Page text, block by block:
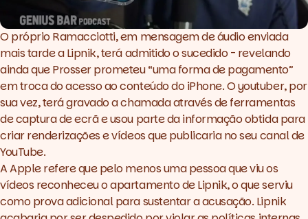
O próprio Ramacciotti, em mensagem de áudio enviada
mais tarde a Lipnik, terá admitido o sucedido - revelando
ainda que Prosser prometeu “uma forma de pagamento”
em troca do acesso ao conteúdo do iPhone. Oyoutuber, por
sua vez, terá gravado a chamada através de ferramentas
de captura de ecrã e usou parte da informação obtida para
criar renderizações e vídeos que publicaria no seu canal de
YouTube.
A Apple refere que pelo menos uma pessoa que viu os
vídeos reconheceu o apartamento de Lipnik, o que serviu
como prova adicional para sustentar a acusação. Lipnik